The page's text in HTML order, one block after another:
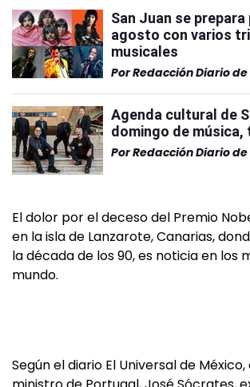
San Juan se
agosto con varios
musicales
PorRedacción Diario
Agenda cultural de
domingo de
PorRedacción Diario
El dolor por el deceso del Premio
en la isla de Lanzarote, Canarias,
la década de los 90, es noticia en los
mundo.
Según el diario El Universal de